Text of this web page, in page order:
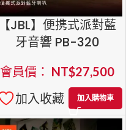
【JBL】便携式派對藍
牙音響 PB-320
會員價： NT$27,500
加入收藏
加入購物車